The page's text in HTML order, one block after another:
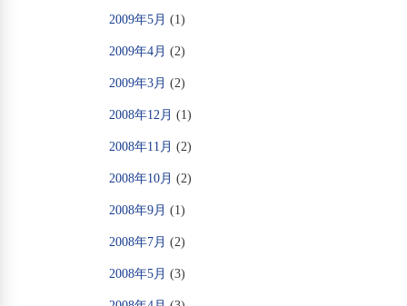
2009年5月 (1)
2009年4月 (2)
2009年3月 (2)
2008年12月 (1)
2008年11月 (2)
2008年10月 (2)
2008年9月 (1)
2008年7月 (2)
2008年5月 (3)